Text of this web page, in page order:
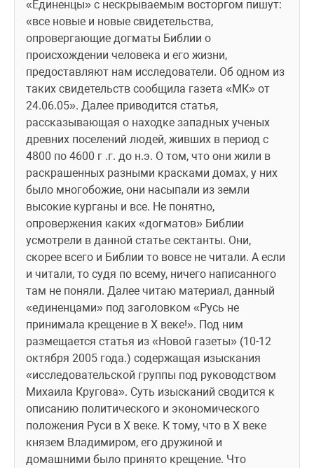
«Единенцы» с нескрываемым восторгом пишут:
«все новые и новые свидетельства,
опровергающие догматы Библии о
происхождении человека и его жизни,
предоставляют нам исследователи. Об одном из
таких свидетельств сообщила газета «МК» от
24.06.05». Далее приводится статья,
рассказывающая о находке западных ученых
древних поселений людей, живших в период с
4800 по 4600 г .г. до н.э. О том, что они жили в
раскрашенных разными красками домах, у них
было многобожие, они насыпали из земли
высокие курганы и все. Не понятно,
опровержения каких «догматов» Библии
усмотрели в данной статье сектанты. Они,
скорее всего и Библии то вовсе не читали. А если
и читали, то судя по всему, ничего написанного
там не поняли. Далее читаю материал, данный
«единенцами» под заголовком «Русь не
принимала крещение в Х веке!». Под ним
размещается статья из «Новой газеты» (10-12
октября 2005 года.) содержащая изыскания
«исследовательской группы под руководством
Михаила Кругова». Суть изысканий сводится к
описанию политического и экономического
положения Руси в Х веке. К тому, что в Х веке
князем Владимиром, его дружиной и
домашними было принято крещение. Что